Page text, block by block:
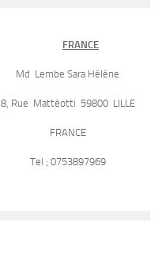
FRANCE
Md Lembe Sara Hélène
8, Rue Mattéotti 59800 LILLE
FRANCE
Tel ; 0753897969